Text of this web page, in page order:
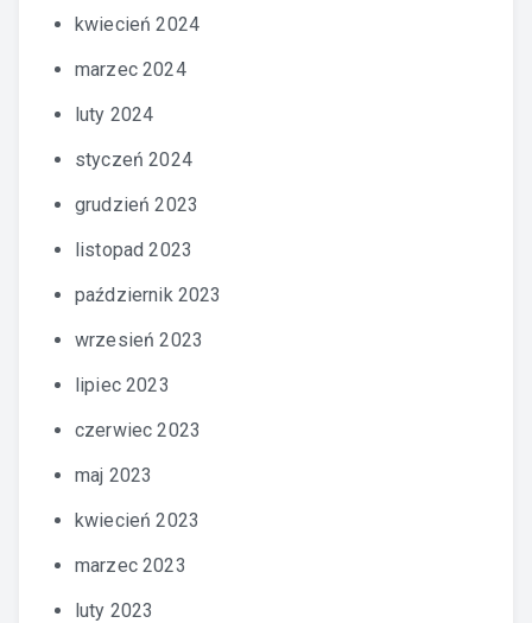
kwiecień 2024
marzec 2024
luty 2024
styczeń 2024
grudzień 2023
listopad 2023
październik 2023
wrzesień 2023
lipiec 2023
czerwiec 2023
maj 2023
kwiecień 2023
marzec 2023
luty 2023